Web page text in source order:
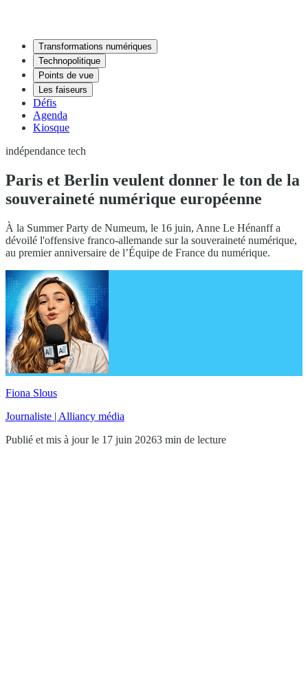
Transformations numériques
Technopolitique
Points de vue
Les faiseurs
Défis
Agenda
Kiosque
indépendance tech
Paris et Berlin veulent donner le ton de la
souveraineté numérique européenne
À la Summer Party de Numeum, le 16 juin, Anne Le Hénanff a
dévoilé l'offensive franco-allemande sur la souveraineté numérique,
au premier anniversaire de l’Équipe de France du numérique.
Fiona Slous
Journaliste | Alliancy média
Publié et mis à jour le 17 juin 20263 min de lecture